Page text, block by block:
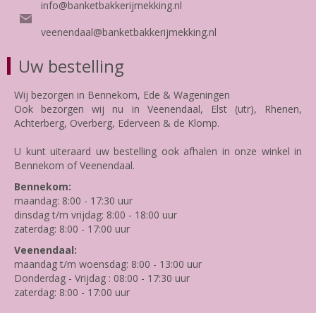
info@banketbakkerijmekking.nl
veenendaal@banketbakkerijmekking.nl
Uw bestelling
Wij bezorgen in Bennekom, Ede & Wageningen
Ook bezorgen wij nu in Veenendaal, Elst (utr), Rhenen,
Achterberg, Overberg, Ederveen & de Klomp.
U kunt uiteraard uw bestelling ook afhalen in onze winkel in
Bennekom of Veenendaal.
Bennekom:
maandag: 8:00 - 17:30 uur
dinsdag t/m vrijdag: 8:00 - 18:00 uur
zaterdag: 8:00 - 17:00 uur
Veenendaal:
maandag t/m woensdag: 8:00 - 13:00 uur
Donderdag - Vrijdag : 08:00 - 17:30 uur
zaterdag: 8:00 - 17:00 uur